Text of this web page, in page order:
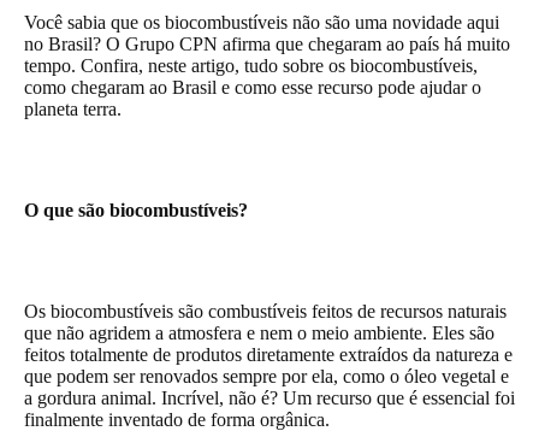
Você sabia que os biocombustíveis não são uma novidade aqui
no Brasil? O Grupo CPN afirma que chegaram ao país há muito
tempo. Confira, neste artigo, tudo sobre os biocombustíveis,
como chegaram ao Brasil e como esse recurso pode ajudar o
planeta terra.
O que são biocombustíveis?
Os biocombustíveis são combustíveis feitos de recursos naturais
que não agridem a atmosfera e nem o meio ambiente. Eles são
feitos totalmente de produtos diretamente extraídos da natureza e
que podem ser renovados sempre por ela, como o óleo vegetal e
a gordura animal. Incrível, não é? Um recurso que é essencial foi
finalmente inventado de forma orgânica.